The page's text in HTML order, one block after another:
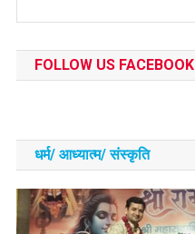
FOLLOW US FACEBOOK
धर्म/ आध्‍यात्‍म/ संस्‍कृति